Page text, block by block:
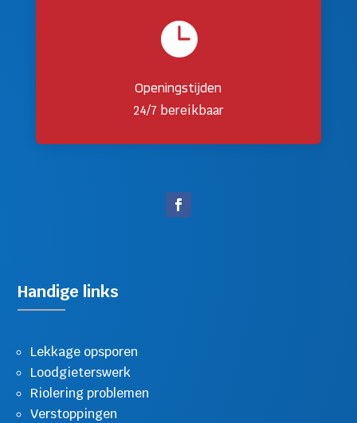

Openingstijden
24/7 bereikbaar
Handige links
Lekkage opsporen
Loodgieterswerk
Riolering problemen
Verstoppingen